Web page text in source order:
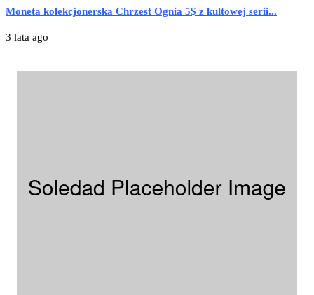
Moneta kolekcjonerska Chrzest Ognia 5$ z kultowej serii...
3 lata ago